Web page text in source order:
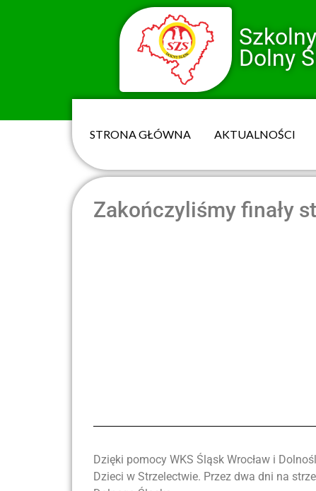
Dolny
STRONA GŁÓWNA AKTUALNOŚCI
Zakończyliśmy finały
Dzięki pomocy WKS Śląsk Wrocław i
Dzieci w Strzelectwie. Przez dwa dni na